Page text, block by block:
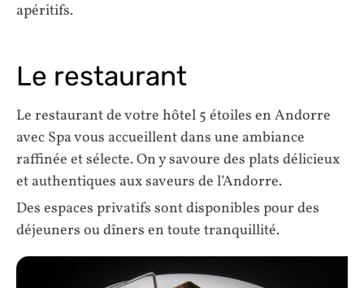
apéritifs.
Le restaurant
Le restaurant de votre hôtel 5 étoiles en Andorre
avec Spa vous accueillent dans une ambiance
raffinée et sélecte. On y savoure des plats délicieux
et authentiques aux saveurs de l’Andorre.
Des espaces privatifs sont disponibles pour des
déjeuners ou dîners en toute tranquillité.